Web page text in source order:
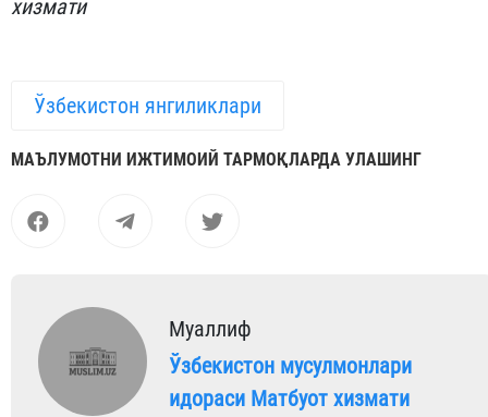
хизмати
Ўзбекистон янгиликлари
МАЪЛУМОТНИ ИЖТИМОИЙ ТАРМОҚЛАРДА УЛАШИНГ
Муаллиф
Ўзбекистон мусулмонлари
идораси Матбуот хизмати